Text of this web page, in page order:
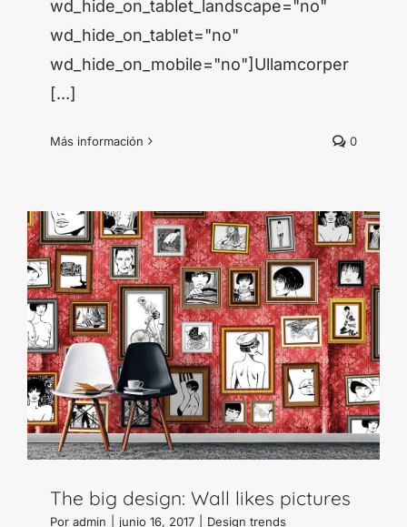
wd_hide_on_tablet_landscape="no"
wd_hide_on_tablet="no"
wd_hide_on_mobile="no"]Ullamcorper
[...]
Más información 0
The big design: Wall likes pictures
Por admin junio 16, 2017 Design trends